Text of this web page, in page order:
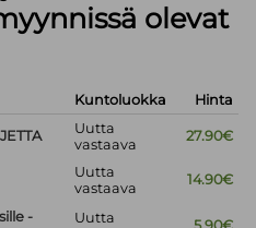
olevat
Kuntoluokka Hinta
Uutta
vastaava
27.90€
Uutta
vastaava
14.90€
-
Uutta